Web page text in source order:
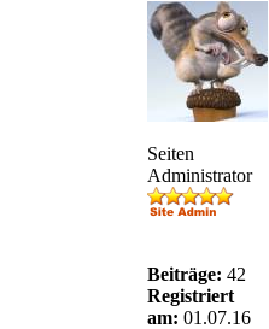
Seiten
Administrator
Beiträge: 42
Registriert
am: 01.07.16